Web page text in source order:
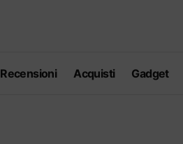
Recensioni Acquisti Gadget